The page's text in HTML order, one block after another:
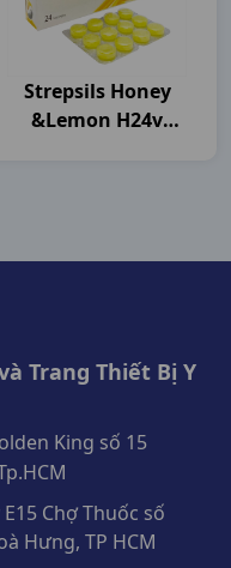
Strepsils Honey
&lemon H24v
Trang Thiết Bị Y
King số 15
Chợ Thuốc số
Hưng, TP HCM